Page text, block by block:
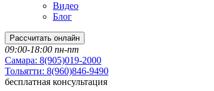
Видео
Блог
Рассчитать онлайн
09:00-18:00 пн-пт
Самара: 8(905)019-2000
Тольятти: 8(960)846-9490
бесплатная консультация